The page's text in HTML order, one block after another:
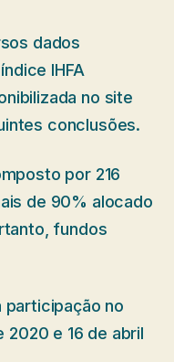
dados
IHFA
no site
conclusões.
por 216
de 90% alocado
fundos
participação no
2020 e 16 de abril